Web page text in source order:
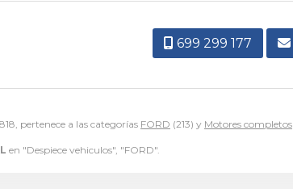
pertenece a las categorías FORD (213) y Motores completos
en "Despiece vehiculos", "FORD".
699 299 177